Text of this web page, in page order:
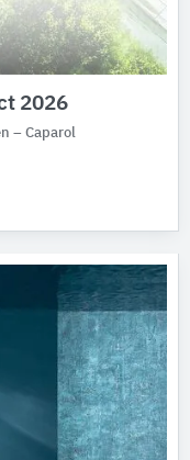
2026
– Caparol